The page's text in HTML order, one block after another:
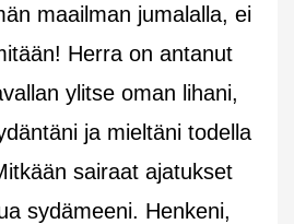
maailman jumalalla, ei
Herra on antanut
ylitse oman lihani,
ja mieltäni todella
sairaat ajatukset
sydämeeni. Henkeni,